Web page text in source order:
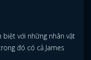
biệt với những nhân vật
đó có cả James